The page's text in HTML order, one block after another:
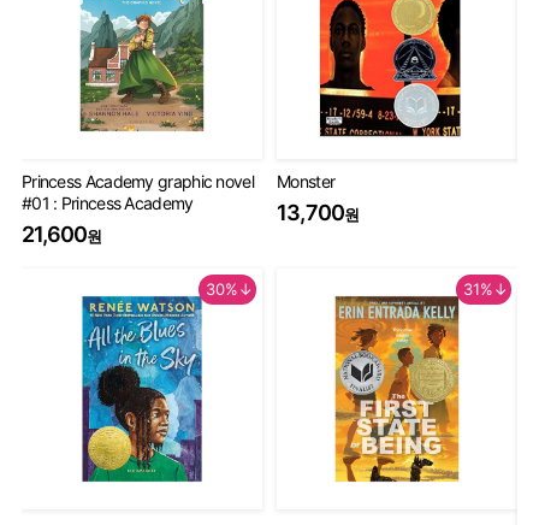
Princess Academy graphic novel
#01 : Princess Academy
21,600원
Monster
13,700원
30%↓ 31%↓